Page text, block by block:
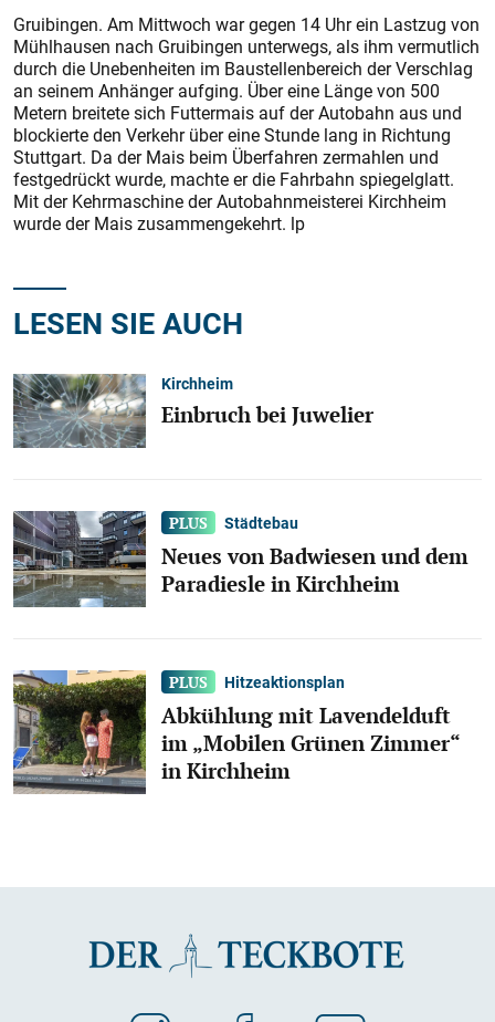
Gruibingen. Am Mittwoch war gegen 14 Uhr ein Lastzug von
Mühlhausen nach Gruibingen unterwegs, als ihm vermutlich
durch die Unebenheiten im Baustellenbereich der Verschlag
an seinem Anhänger aufging. Über eine Länge von 500
Metern breitete sich Futtermais auf der Autobahn aus und
blockierte den Verkehr über eine Stunde lang in Richtung
Stuttgart. Da der Mais beim Überfahren zermahlen und
festgedrückt wurde, machte er die Fahrbahn spiegelglatt.
Mit der Kehrmaschine der Autobahnmeisterei Kirchheim
wurde der Mais zusammengekehrt. lp
LESEN SIE AUCH
Kirchheim
Einbruch bei Juwelier
Städtebau
Neues von Badwiesen und dem
Paradiesle in Kirchheim
Hitzeaktionsplan
Abkühlung mit Lavendelduft
im „Mobilen Grünen Zimmer“
in Kirchheim